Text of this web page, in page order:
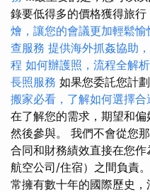
錄要低得多的價格獲得旅行
燴，讓您的會議更加輕鬆愉
查服務 提供海外抓姦協助
程 如何辦護照，流程全解析
長照服務 如果您委託您計
搬家必看，了解如何選擇合
在了解您的需求，期望和偏
然後參與。 我們不會從您
合同和財務績效直接在您
航空公司/住宿）之間負責
常擁有數十年的國際歷史